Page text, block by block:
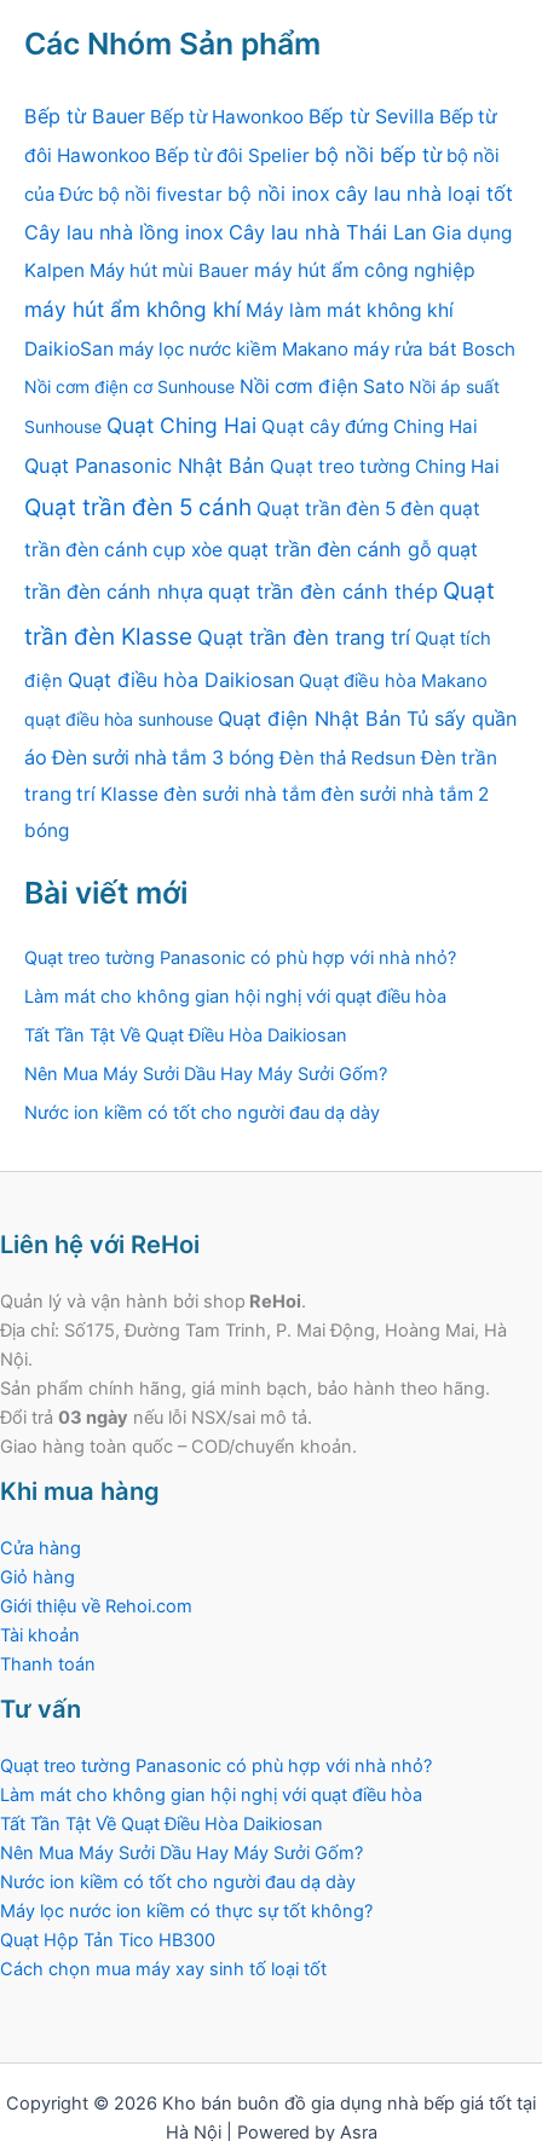
Các Nhóm Sản phẩm
Bếp từ Bauer Bếp từ Hawonkoo Bếp từ Sevilla Bếp từ
đôi Hawonkoo Bếp từ đôi Spelier bộ nồi bếp từ bộ nồi
của Đức bộ nồi fivestar bộ nồi inox cây lau nhà loại tốt
Cây lau nhà lồng inox Cây lau nhà Thái Lan Gia dụng
Kalpen Máy hút mùi Bauer máy hút ẩm công nghiệp
máy hút ẩm không khí Máy làm mát không khí
DaikioSan máy lọc nước kiềm Makano máy rửa bát Bosch
Nồi cơm điện cơ Sunhouse Nồi cơm điện Sato Nồi áp suất
Sunhouse Quạt Ching Hai Quạt cây đứng Ching Hai
Quạt Panasonic Nhật Bản Quạt treo tường Ching Hai
Quạt trần đèn 5 cánh Quạt trần đèn 5 đèn quạt
trần đèn cánh cụp xòe quạt trần đèn cánh gỗ quạt
trần đèn cánh nhựa quạt trần đèn cánh thép Quạt
trần đèn Klasse Quạt trần đèn trang trí Quạt tích
điện Quạt điều hòa Daikiosan Quạt điều hòa Makano
quạt điều hòa sunhouse Quạt điện Nhật Bản Tủ sấy quần
áo Đèn sưởi nhà tắm 3 bóng Đèn thả Redsun Đèn trần
trang trí Klasse đèn sưởi nhà tắm đèn sưởi nhà tắm 2
bóng
Bài viết mới
Quạt treo tường Panasonic có phù hợp với nhà nhỏ?
Làm mát cho không gian hội nghị với quạt điều hòa
Tất Tần Tật Về Quạt Điều Hòa Daikiosan
Nên Mua Máy Sưởi Dầu Hay Máy Sưởi Gốm?
Nước ion kiềm có tốt cho người đau dạ dày
Liên hệ với ReHoi
Quản lý và vận hành bởi shop ReHoi.
Địa chỉ: Số175, Đường Tam Trinh, P. Mai Động, Hoàng Mai, Hà
Nội.
Sản phẩm chính hãng, giá minh bạch, bảo hành theo hãng.
Đổi trả 03 ngày nếu lỗi NSX/sai mô tả.
Giao hàng toàn quốc – COD/chuyển khoản.
Khi mua hàng
Cửa hàng
Giỏ hàng
Giới thiệu về Rehoi.com
Tài khoản
Thanh toán
Tư vấn
Quạt treo tường Panasonic có phù hợp với nhà nhỏ?
Làm mát cho không gian hội nghị với quạt điều hòa
Tất Tần Tật Về Quạt Điều Hòa Daikiosan
Nên Mua Máy Sưởi Dầu Hay Máy Sưởi Gốm?
Nước ion kiềm có tốt cho người đau dạ dày
Máy lọc nước ion kiềm có thực sự tốt không?
Quạt Hộp Tản Tico HB300
Cách chọn mua máy xay sinh tố loại tốt
Copyright © 2026 Kho bán buôn đồ gia dụng nhà bếp giá tốt tại
Hà Nội | Powered by Asra